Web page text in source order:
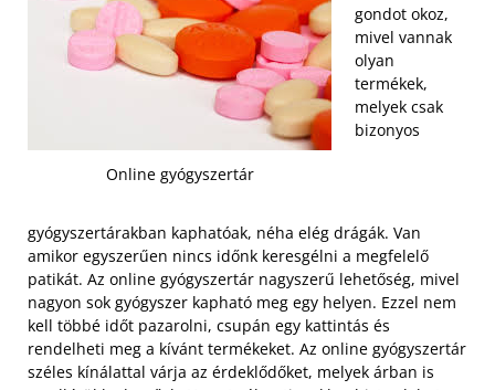
Online gyógyszertár
gondot okoz,
mivel vannak
olyan
termékek,
melyek csak
bizonyos
gyógyszertárakban kaphatóak, néha elég drágák. Van
amikor egyszerűen nincs időnk keresgélni a megfelelő
patikát. Az online gyógyszertár nagyszerű lehetőség, mivel
nagyon sok gyógyszer kapható meg egy helyen. Ezzel nem
kell többé időt pazarolni, csupán egy kattintás és
rendelheti meg a kívánt termékeket. Az online gyógyszertár
széles kínálattal várja az érdeklődőket, melyek árban is